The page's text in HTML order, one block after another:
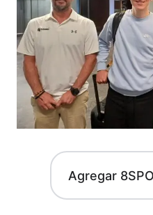
Agregar